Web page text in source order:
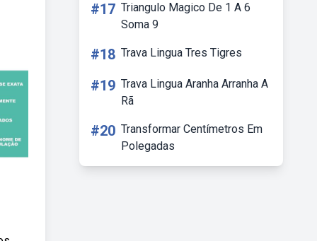
#17 Triangulo Magico De 1 A 6
Soma 9
#18 Trava Lingua Tres Tigres
#19 Trava Lingua Aranha Arranha A
Rã
#20 Transformar Centímetros Em
Polegadas